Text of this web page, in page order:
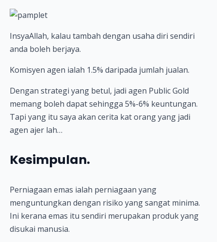
InsyaAllah, kalau tambah dengan usaha diri sendiri
anda boleh berjaya.
Komisyen agen ialah 1.5% daripada jumlah jualan.
Dengan strategi yang betul, jadi agen Public Gold
memang boleh dapat sehingga 5%-6% keuntungan.
Tapi yang itu saya akan cerita kat orang yang jadi
agen ajer lah…
Kesimpulan.
Perniagaan emas ialah perniagaan yang
menguntungkan dengan risiko yang sangat minima.
Ini kerana emas itu sendiri merupakan produk yang
disukai manusia.